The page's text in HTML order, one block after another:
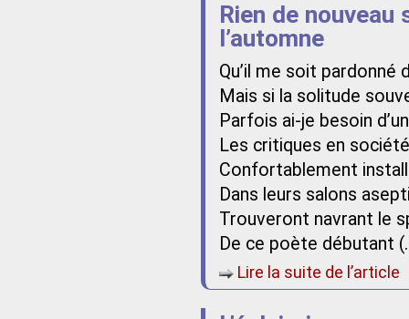
Rien de
l’automne
Qu’il me soit pardonné
Mais si la solitude
Parfois ai-je besoin
Les critiques en société
Confortablement
Dans leurs salons
Trouveront navrant le
De ce poète débutant
Lire la suite de l’article